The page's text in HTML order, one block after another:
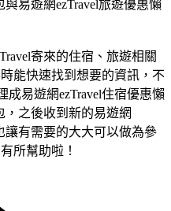
寄來的住宿、旅遊相關
能快速找到想要的資訊，不
成易遊網ezTravel住宿優惠懶
，之後收到新的易遊網
讓有需要的大大可以做為參
所幫助啦！